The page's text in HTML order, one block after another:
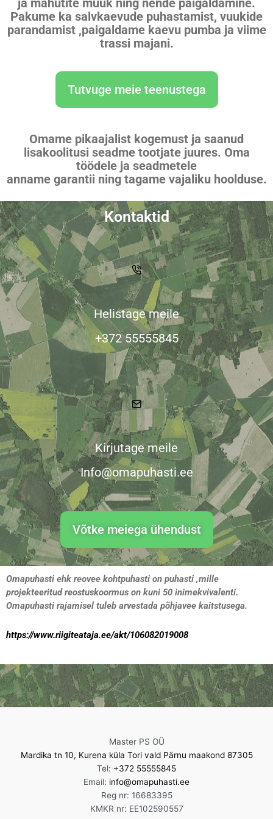
ja mahutite müük ning nende paigaldamine.
Pakume ka salvkaevude puhastamist, vuukide
parandamist ,paigaldame kaevu pumba ja viime
trassi majani.
Tutvuge meie teenustega
Omame pikaajalist kogemust ja saanud
lisakoolitusi seadme tootjate juures. Oma
töödele ja seadmetele
anname garantii ning tagame vajaliku hoolduse.
Kontaktid
Helistage meile
+372 55555845
Kirjutage meile
Info@omapuhasti.ee
Võtke meiega ühendust
Omapuhasti ehk reovee kohtpuhasti on puhasti ,mille
projekteeritud reostuskoormus on kuni 50 inimekvivalenti.
Omapuhasti rajamisel tuleb arvestada põhjavee kaitstusega.
https://www.riigiteataja.ee/akt/106082019008
Master PS OÜ
Mardika tn 10, Kurena küla Tori vald Pärnu maakond 87305
Tel: +372 55555845
Email: info@omapuhasti.ee
Reg nr: 16683395
KMKR nr: EE102590557